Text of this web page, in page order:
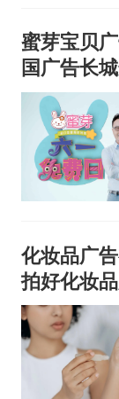
蜜芽宝贝
国广告长
化妆品广
拍好化妆